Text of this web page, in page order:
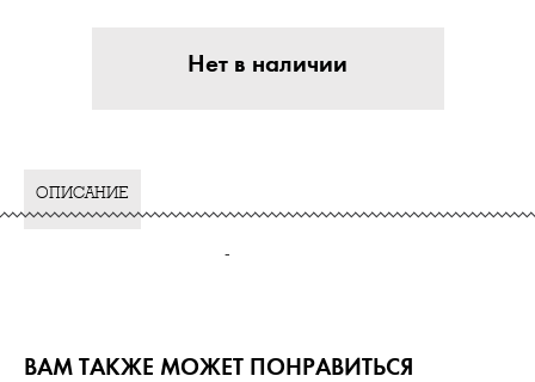
Нет в наличии
ОПИСАНИЕ
-
ВАМ ТАКЖЕ МОЖЕТ ПОНРАВИТЬСЯ